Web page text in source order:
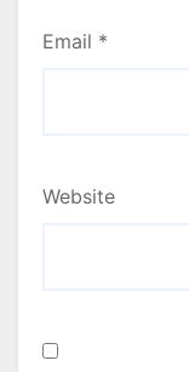
Email *
Website